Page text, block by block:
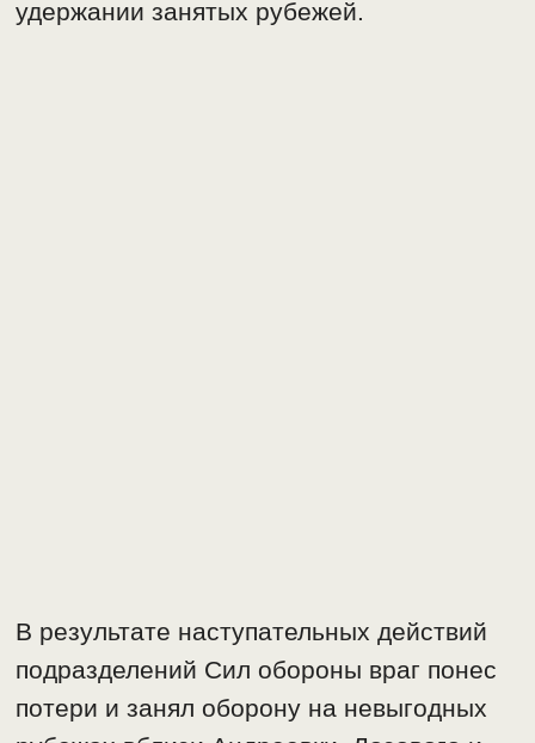
удержании занятых рубежей.
В результате наступательных действий
подразделений Сил обороны враг понес
потери и занял оборону на невыгодных